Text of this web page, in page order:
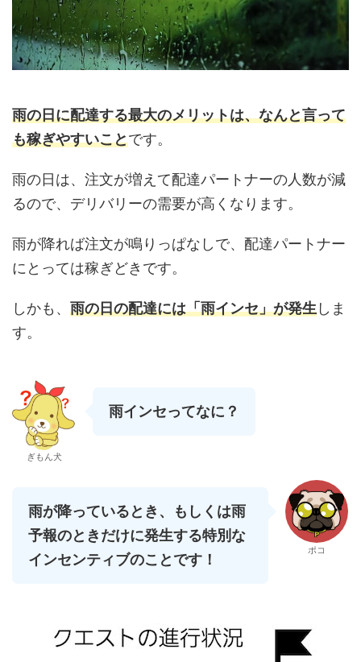
雨の日に配達する最大のメリットは、なんと言って
も稼ぎやすいことです。
雨の日は、注文が増えて配達パートナーの人数が減
るので、デリバリーの需要が高くなります。
雨が降れば注文が鳴りっぱなしで、配達パートナー
にとっては稼ぎどきです。
しかも、 雨の日の配達には「雨インセ」が発生しま
す。
ぎもん犬
雨インセってなに？
雨が降っているとき、もしくは雨
予報のときだけに発生する特別な
インセンティブのことです！
ポコ